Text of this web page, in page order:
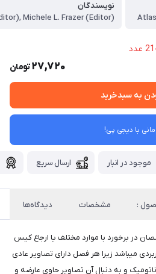
نویسندگان
27,720تومان
به سبدخرید
موجود در انبار ارسال سریع
: مشخصات دیدگاه‌ها
در برخورد با موارد مختلف یا ارجاع کیس
میباشد زیرا هر فصل دارای تصاویر عادی
و به دنبال آن تصاویر حاوی عارضه و